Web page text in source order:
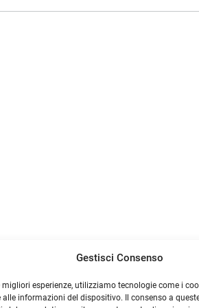
Gestisci Consenso
migliori esperienze, utilizziamo tecnologie come i
alle informazioni del dispositivo. Il consenso a